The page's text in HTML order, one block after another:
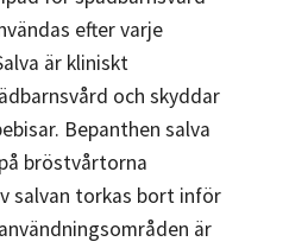
efter varje
är kliniskt
och skyddar
Bepanthen salva
bröstvårtorna
salvan torkas bort inför
är